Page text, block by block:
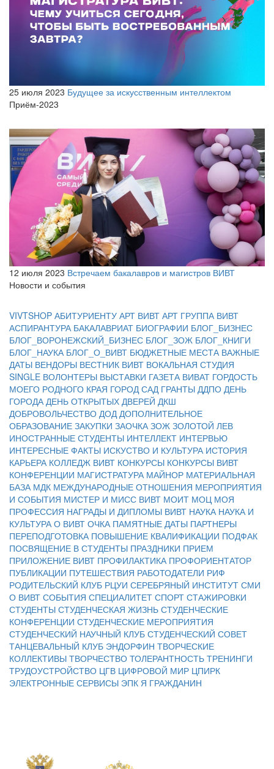
25 июля 2023 Будущее за искусственным интеллектом
Приём-2023
12 июля 2023 Встречаем бакалавров и магистров ВИВТ
Новости и события
VIVTSHOP АБИТУРИЕНТУ АРТ ВИВТ АРТ ГРУППА ВИВТ
АСПИРАНТУРА БАКАЛАВРИАТ БИОГРАФИИ БЛОГ_БИЗНЕС
БЛОГ_ВОРОНЕЖСКИЙ_БИЗНЕС БЛОГ_ЗОЖ БЛОГ_КНИГИ
БЛОГ_НАУКА БЛОГ_О_ВИВТ БЮДЖЕТНЫЕ МЕСТА ВАЖНЫЕ
ДАТЫ ВЕНДОРЫ ВЕСТНИК ВИВТ ВОКАЛЬНАЯ СТУДИЯ
SINGLE ВОЛОНТЕРЫ ВЫСТАВКИ ГАЗЕТА ВИВАТ ГОРДОСТЬ
МОЕГО РОДНОГО КРАЯ ГОРОД САД ГРАНТЫ ДДПО ДЕНЬ
ГОРОДА ДЕНЬ ОТКРЫТЫХ ДВЕРЕЙ ДКШ
ДОБРОВОЛЬЧЕСТВО ДОД ДОПОЛНИТЕЛЬНОЕ
ОБРАЗОВАНИЕ ЗАКУПКИ ЗАОЧКА ЗОЖ ЗОЛОТОЙ ЛЕВ
ИНОСТРАННЫЕ СТУДЕНТЫ ИНТЕЛЛЕКТ ИНТЕРВЬЮ
ИНТЕРЕСНЫЕ ФАКТЫ ИСКУСТВО И КУЛЬТУРА ИСТОРИЯ
КАРЬЕРА КОЛЛЕДЖ ВИВТ КОНКУРСЫ КОНКУРСЫ ВИВТ
КОНФЕРЕНЦИИ МАГИСТРАТУРА МАЙНОР МАТЕРИАЛЬНАЯ
БАЗА МДК МЕЖДУНАРОДНЫЕ ОТНОШЕНИЯ МЕРОПРИЯТИЯ
И СОБЫТИЯ МИСТЕР И МИСС ВИВТ МОИТ МОЦ МОЯ
ПРОФЕССИЯ НАГРАДЫ И ДИПЛОМЫ ВИВТ НАУКА НАУКА И
КУЛЬТУРА О ВИВТ ОЧКА ПАМЯТНЫЕ ДАТЫ ПАРТНЕРЫ
ПЕРЕПОДГОТОВКА ПОВЫШЕНИЕ КВАЛИФИКАЦИИ ПОДФАК
ПОСВЯЩЕНИЕ В СТУДЕНТЫ ПРАЗДНИКИ ПРИЕМ
ПРИЛОЖЕНИЕ ВИВТ ПРОФИЛАКТИКА ПРОФОРИЕНТАТОР
ПУБЛИКАЦИИ ПУТЕШЕСТВИЯ РАБОТОДАТЕЛИ РИФ
РОДИТЕЛЬСКИЙ КЛУБ РЦУИ СЕРЕБРЯНЫЙ ИНСТИТУТ СМИ
О ВИВТ СОБЫТИЯ СПЕЦИАЛИТЕТ СПОРТ СТАЖИРОВКИ
СТУДЕНТЫ СТУДЕНЧЕСКАЯ ЖИЗНЬ СТУДЕНЧЕСКИЕ
КОНФЕРЕНЦИИ СТУДЕНЧЕСКИЕ МЕРОПРИЯТИЯ
СТУДЕНЧЕСКИЙ НАУЧНЫЙ КЛУБ СТУДЕНЧЕСКИЙ СОВЕТ
ТАНЦЕВАЛЬНЫЙ КЛУБ ЭНДОРФИН ТВОРЧЕСКИЕ
КОЛЛЕКТИВЫ ТВОРЧЕСТВО ТОЛЕРАНТНОСТЬ ТРЕНИНГИ
ТРУДОУСТРОЙСТВО ЦГВ ЦИФРОВОЙ МИР ЦПИРК
ЭЛЕКТРОННЫЕ СЕРВИСЫ ЭПК Я ГРАЖДАНИН